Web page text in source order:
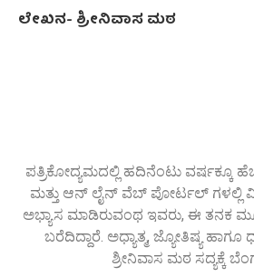
ಲೇಖನ- ಶ್ರೀನಿವಾಸ ಮಠ
ಪತ್ರಿಕೋದ್ಯಮದಲ್ಲಿ ಹದಿನೆಂಟು ವರ್ಷಕ್ಕೂ
ಮತ್ತು ಆನ್ ಲೈನ್ ವೆಬ್ ಪೋರ್ಟಲ್ ಗಳಲ್ಲಿ
ಅಭ್ಯಾಸ ಮಾಡಿರುವಂಥ ಇವರು, ಈ ತನಕ
ಬರೆದಿದ್ದಾರೆ. ಅಧ್ಯಾತ್ಮ, ಜ್ಯೋತಿಷ್ಯ
ಶ್ರೀನಿವಾಸ ಮಠ ಸದ್ಯಕ್ಕೆ